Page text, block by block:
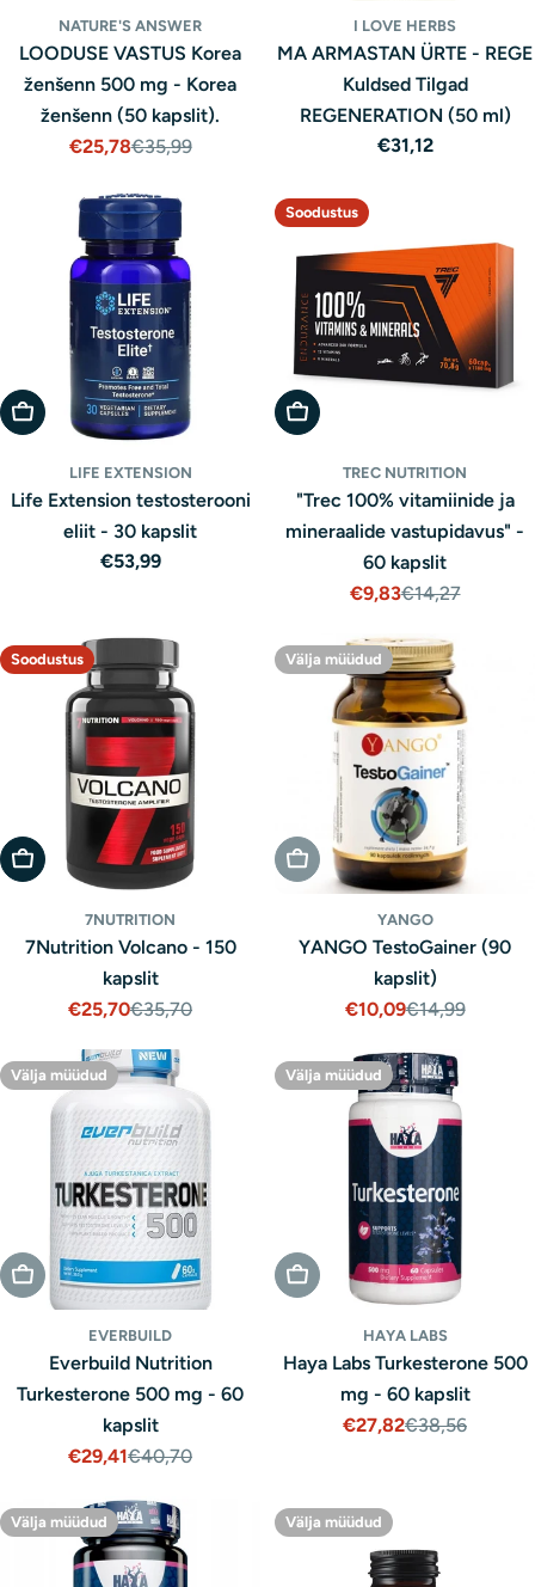
NATURE'S ANSWER
LOODUSE VASTUS Korea
ženšenn 500 mg - Korea
ženšenn (50 kapslit).
Müügihind
€25,78Tavaline
€35,99
I LOVE HERBS
MA ARMASTAN ÜRTE - REGE
Kuldsed Tilgad
REGENERATION (50 ml)
Tavaline
€31,12
Lisa Ostukorvi
LIFE EXTENSION
Life Extension testosterooni
eliit - 30 kapslit
Tavaline
€53,99
Soodustus
Lisa Ostukorvi
TREC NUTRITION
"Trec 100% vitamiinide ja
mineraalide vastupidavus" -
60 kapslit
Müügihind
€9,83Tavaline
€14,27
Soodustus
Lisa Ostukorvi
7NUTRITION
7Nutrition Volcano - 150
kapslit
Müügihind
€25,70Tavaline
€35,70
Välja müüdud
Välja Müüdud
YANGO
YANGO TestoGainer (90
kapslit)
Müügihind
€10,09Tavaline
€14,99
Välja müüdud
Välja Müüdud
EVERBUILD
Everbuild Nutrition
Turkesterone 500 mg - 60
kapslit
Müügihind
€29,41Tavaline
€40,70
Välja müüdud
Välja Müüdud
HAYA LABS
Haya Labs Turkesterone 500
mg - 60 kapslit
Müügihind
€27,82Tavaline
€38,56
Välja müüdud Välja müüdud